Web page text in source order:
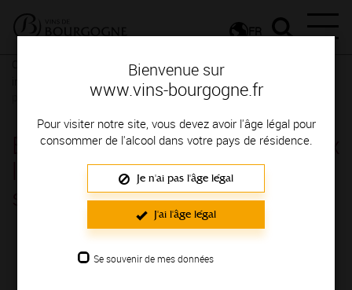
Bienvenue sur
www.vins-bourgogne.fr
Pour visiter notre site, vous devez avoir l'âge légal pour
consommer de l'alcool dans votre pays de résidence.
Je n'ai pas l'âge légal
J'ai l'âge légal
Se souvenir de mes données
FR
Les meilleurs accords
Viandes revisitées
Des viandes revisitées,
pour faire voyager vos invités
Blanc de volaille, façon wok aux
légumes croquants et sauce